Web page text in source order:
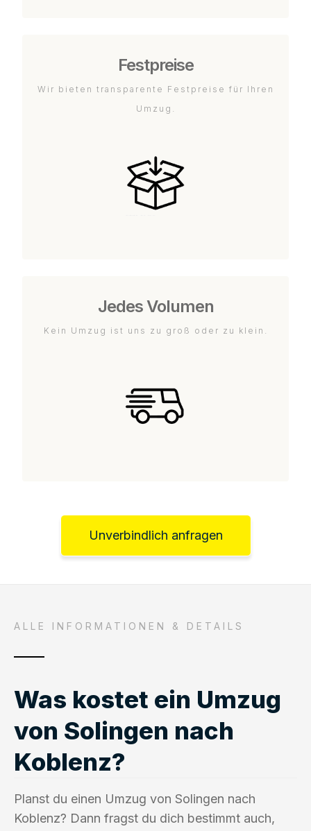
Festpreise
Wir bieten transparente Festpreise für Ihren
Umzug.
Jedes Volumen
Kein Umzug ist uns zu groß oder zu klein.
Unverbindlich anfragen
ALLE INFORMATIONEN & DETAILS
Was kostet ein Umzug
von Solingen nach
Koblenz?
Planst du einen Umzug von Solingen nach
Koblenz? Dann fragst du dich bestimmt auch,